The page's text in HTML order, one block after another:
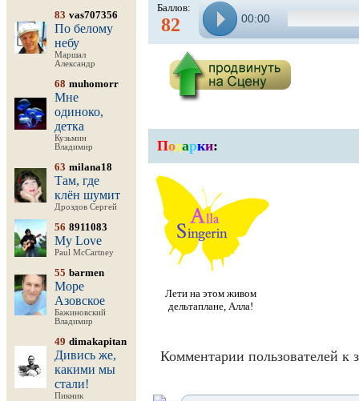
83 vas707356
По белому
небу
Маршал
Александр
68 muhomorr
Мне
одиноко,
детка
Кузьмин
Владимир
63 milana18
Там, где
клён шумит
Дроздов Сергей
56 8911083
My Love
Paul McCartney
55 barmen
Море
Азовское
Бажиновский
Владимир
49 dimakapitan
Дивись же,
какими мы
стали!
Пикник
Баллов:
82 00:00
Подарки:
Лети на этом живом
дельтаплане, Алла!
Комментарии пользователей к